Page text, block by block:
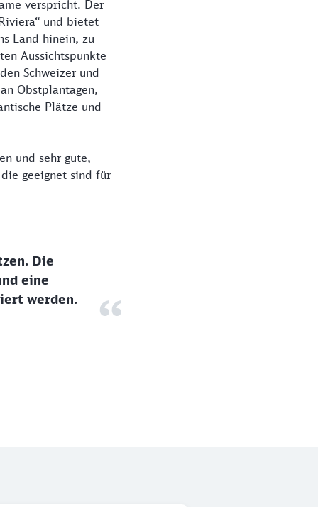
verspricht. Der
und bietet
Land hinein, zu
Aussichtspunkte
Schweizer und
Obstplantagen,
Plätze und
und sehr gute,
geeignet sind für
Die
eine
werden.